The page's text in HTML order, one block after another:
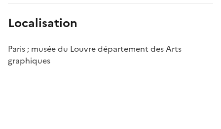
Localisation
Paris ; musée du Louvre département des Arts
graphiques